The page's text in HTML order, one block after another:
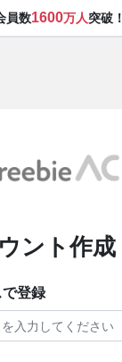
員数1600万人突破！
ント作成
登録